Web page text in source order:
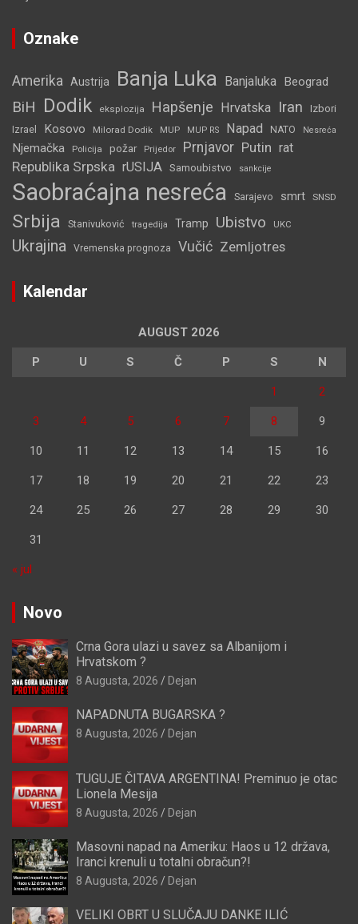
Oznake
Amerika Austrija Banja Luka Banjaluka Beograd
BiH Dodik eksplozija Hapšenje Hrvatska Iran Izbori
Izrael Kosovo Milorad Dodik MUP MUP RS Napad NATO Nesreća
Njemačka Policija požar Prijedor Prnjavor Putin rat
Republika Srpska rUSIJA Samoubistvo sankcije
Saobraćajna nesreća Sarajevo smrt SNSD
Srbija Stanivuković tragedija Tramp Ubistvo UKC
Ukrajina Vremenska prognoza Vučić Zemljotres
Kalendar
AUGUST 2026
P U S Č P S N
1 2
3 4 5 6 7 8 9
10 11 12 13 14 15 16
17 18 19 20 21 22 23
24 25 26 27 28 29 30
31
« jul
Novo
Crna Gora ulazi u savez sa Albanijom i
Hrvatskom ?
8 Augusta, 2026 Dejan
NAPADNUTA BUGARSKA ?
8 Augusta, 2026 Dejan
TUGUJE ČITAVA ARGENTINA! Preminuo je otac
Lionela Mesija
8 Augusta, 2026 Dejan
Masovni napad na Ameriku: Haos u 12 država,
Iranci krenuli u totalni obračun?!
8 Augusta, 2026 Dejan
VELIKI OBRT U SLUČAJU DANKE ILIĆ